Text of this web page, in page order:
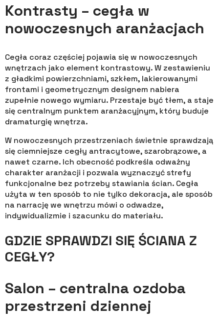
Kontrasty – cegła w
nowoczesnych aranżacjach
Cegła coraz częściej pojawia się w nowoczesnych
wnętrzach jako element kontrastowy. W zestawieniu
z gładkimi powierzchniami, szkłem, lakierowanymi
frontami i geometrycznym designem nabiera
zupełnie nowego wymiaru. Przestaje być tłem, a staje
się centralnym punktem aranżacyjnym, który buduje
dramaturgię wnętrza.
W nowoczesnych przestrzeniach świetnie sprawdzają
się ciemniejsze cegły antracytowe, szarobrązowe, a
nawet czarne. Ich obecność podkreśla odważny
charakter aranżacji i pozwala wyznaczyć strefy
funkcjonalne bez potrzeby stawiania ścian. Cegła
użyta w ten sposób to nie tylko dekoracja, ale sposób
na narrację we wnętrzu mówi o odwadze,
indywidualizmie i szacunku do materiału.
GDZIE SPRAWDZI SIĘ ŚCIANA Z
CEGŁY?
Salon – centralna ozdoba
przestrzeni dziennej